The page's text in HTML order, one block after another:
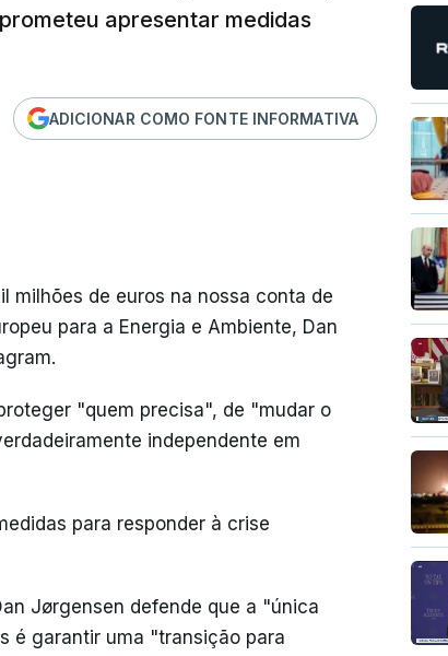
apresentar medidas
ADICIONAR COMO FONTE INFORMATIVA
milhões de euros na nossa conta de
para a Energia e Ambiente, Dan
"quem precisa", de "mudar o
independente em
para responder à crise
Jørgensen defende que a "única
é garantir uma "transição para